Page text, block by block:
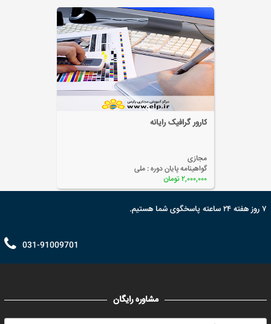
کارور گرافیک رایانه
گواهینامه پایان دوره :ملی
۷ روز هفته ۲۴ ساعته پاسخگوی شما هستیم.
031-91009701
مشاوره رایگان